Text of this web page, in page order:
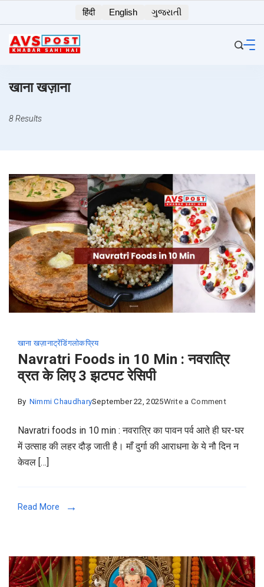
to
content
हिंदी English ગુજરાતી
खाना खज़ाना
8 Results
खाना खज़ानाट्रेंडिंगलोकप्रिय
Navratri Foods in 10 Min : नवरात्रि
व्रत के लिए 3 झटपट रेसिपी
By Nimmi ChaudharySeptember 22, 2025Write a Commenton
Foods
in
लिए
3
Navratri foods in 10 min : नवरात्रि का पावन पर्व आते ही घर-घर
में उत्साह की लहर दौड़ जाती है। माँ दुर्गा की आराधना के ये नौ दिन न
केवल […]
Read More